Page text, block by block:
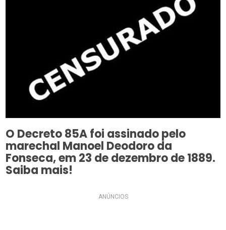
O Decreto 85A foi assinado pelo
marechal Manoel Deodoro da
Fonseca, em 23 de dezembro de 1889.
Saiba mais!
ANÚNCIOS